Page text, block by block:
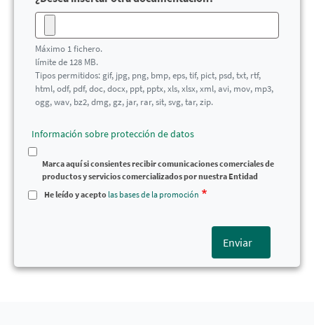
Máximo 1 fichero.
límite de 128 MB.
Tipos permitidos: gif, jpg, png, bmp, eps, tif, pict, psd, txt, rtf,
html, odf, pdf, doc, docx, ppt, pptx, xls, xlsx, xml, avi, mov, mp3,
ogg, wav, bz2, dmg, gz, jar, rar, sit, svg, tar, zip.
Información sobre protección de datos
Marca aquí si consientes recibir comunicaciones comerciales de
productos y servicios comercializados por nuestra Entidad
He leído y acepto las bases de la promoción
Enviar